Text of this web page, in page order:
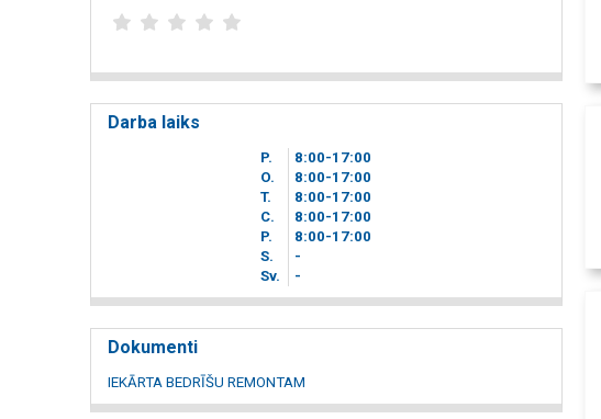
Darba laiks
P. 8 00-17 00
O.
8 00-17 00
T.
8 00-17 00
C.
8 00-17 00
P.
8 00-17 00
S.
-
Sv.
-
Dokumenti
IEKĀRTA BEDRĪŠU REMONTAM